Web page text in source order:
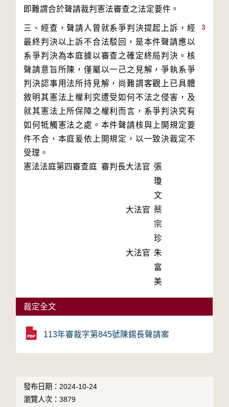
3
三、經查，聲請人曾就系爭判決提起上訴，經
最終判決以上訴不合法駁回，是本件聲請應以
系爭判決為本庭據以審查之確定終局判決。核
聲請意旨所陳，僅屬以一己之見解，爭執系爭
判決認事用法所持見解，尚難謂客觀上已具體
敘明其憲法上權利究遭受如何不法之侵害，及
就其憲法上所保障之權利而言，系爭判決究有
如何牴觸憲法之處。本件聲請核與上開規定要
件不合，本庭爰依上開規定，以一致決裁定不
受理。
憲法法庭第四審查庭 審判長大法官 張
瓊
文
大法官 蔡
宗
珍
大法官 朱
富
美
裁定全文
113年審裁字第845號陳錫長聲請案
發布日期：2024-10-24
瀏覽人次：3879